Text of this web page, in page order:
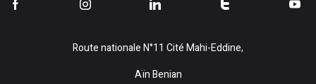
Route nationale N°11 Cité Mahi-Eddine,
Aïn Benian